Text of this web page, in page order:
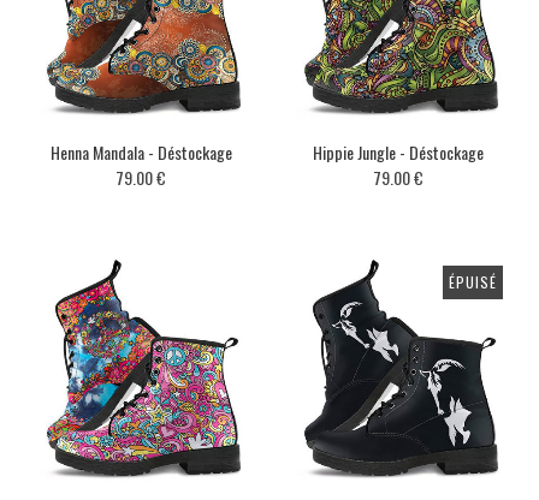
Henna Mandala - Déstockage
79.00 €
Hippie Jungle - Déstockage
79.00 €
ÉPUISÉ